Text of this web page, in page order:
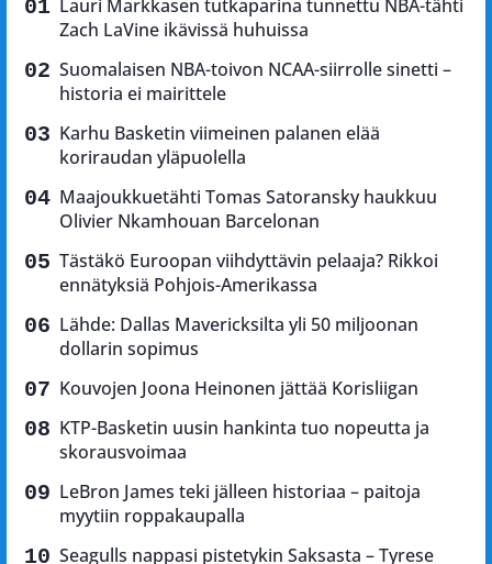
Lauri Markkasen tutkaparina tunnettu NBA-tähti
Zach LaVine ikävissä huhuissa
Suomalaisen NBA-toivon NCAA-siirrolle sinetti –
historia ei mairittele
Karhu Basketin viimeinen palanen elää
koriraudan yläpuolella
Maajoukkuetähti Tomas Satoransky haukkuu
Olivier Nkamhouan Barcelonan
Tästäkö Euroopan viihdyttävin pelaaja? Rikkoi
ennätyksiä Pohjois-Amerikassa
Lähde: Dallas Mavericksilta yli 50 miljoonan
dollarin sopimus
Kouvojen Joona Heinonen jättää Korisliigan
KTP-Basketin uusin hankinta tuo nopeutta ja
skorausvoimaa
LeBron James teki jälleen historiaa – paitoja
myytiin roppakaupalla
Seagulls nappasi pistetykin Saksasta – Tyrese